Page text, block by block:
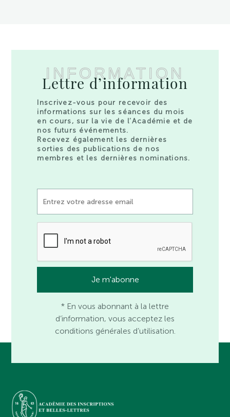
INFORMATION
Lettre d’information
Inscrivez-vous pour recevoir des
informations sur les séances du mois
en cours, sur la vie de l’Académie et de
nos futurs événements.
Recevez également les dernières
sorties des publications de nos
membres et les dernières nominations.
* En vous abonnant à la lettre
d’information, vous acceptez les
conditions générales d’utilisation.